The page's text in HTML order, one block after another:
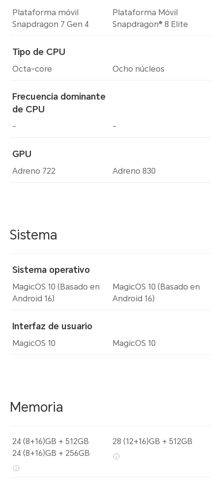
Plataforma móvil
Snapdragon 7 Gen 4
Tipo de CPU
Octa-core
Frecuencia dominante
de CPU
-
GPU
Adreno 722
Plataforma Móvil
Snapdragon® 8 Elite
Ocho núcleos
-
Adreno 830
Sistema
Sistema operativo
MagicOS 10 (Basado en
Android 16)
Interfaz de usuario
MagicOS 10
MagicOS 10 (Basado en
Android 16)
MagicOS 10
Memoria
24 (8+16)GB + 512GB
24 (8+16)GB + 256GB
28 (12+16)GB + 512GB